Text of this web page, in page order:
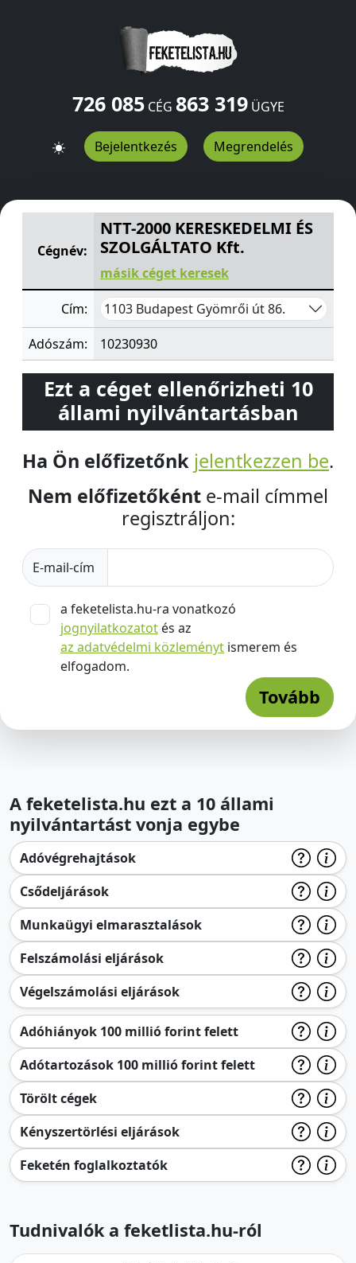
726 085CÉG 863 319ÜGYE
Bejelentkezés Megrendelés
NTT-2000 KERESKEDELMI ÉS SZOLGÁLTATO Kft.
Cégnév:
NTT-2000 KERESKEDELMI ÉS
SZOLGÁLTATO Kft.
másik céget keresek
Cím: 1103 Budapest Gyömrői út 86.
Adószám: 10230930
Ezt a céget ellenőrizheti 10
állami nyilvántartásban
Ha Ön előfizetőnk jelentkezzen be.
Nem előfizetőként e-mail címmel
regisztráljon:
E-mail-cím
a feketelista.hu-ra vonatkozó
jognyilatkozatot és az
az adatvédelmi közleményt ismerem és
elfogadom.
Tovább
A feketelista.hu ezt a 10 állami
nyilvántartást vonja egybe
Adóvégrehajtások
Csődeljárások
Munkaügyi elmarasztalások
Felszámolási eljárások
Végelszámolási eljárások
Adóhiányok 100 millió forint felett
Adótartozások 100 millió forint felett
Törölt cégek
Kényszertörlési eljárások
Feketén foglalkoztatók
Tudnivalók a feketlista.hu-ról